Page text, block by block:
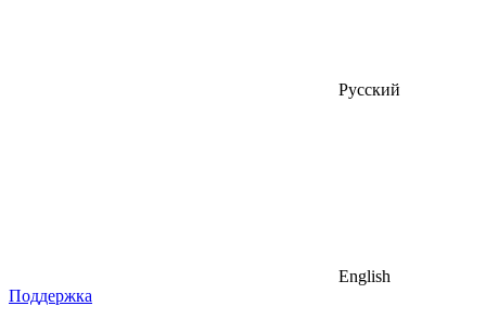
Русский
English
Поддержка